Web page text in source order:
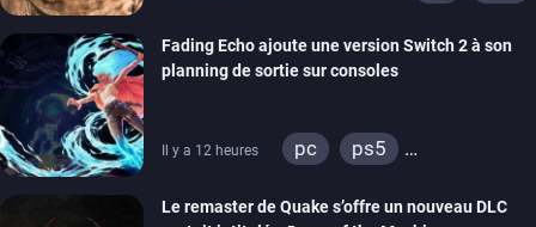
Fading Echo ajoute une version Switch 2 à son
planning de sortie sur consoles
Il y a 12 heures pc
ps5
Le remaster de Quake s’offre un nouveau DLC